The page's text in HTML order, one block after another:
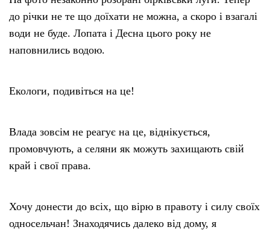
до річки не те що доїхати не можна, а скоро і взагалі
води не буде. Лопата і Десна цього року не
наповнились водою.
Екологи, подивіться на це!
Влада зовсім не реагує на це, віднікується,
промовчують, а селяни як можуть захищають свій
край і свої права.
Хочу донести до всіх, що вірю в правоту і силу своїх
односельчан! Знаходячись далеко від дому, я